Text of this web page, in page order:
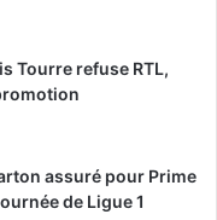
Tourre refuse RTL,
assuré pour Prime
de Ligue 1